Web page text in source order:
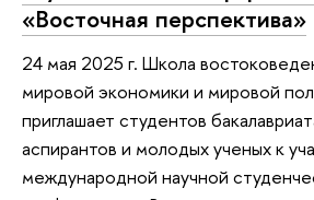
«Восточная перспектива»
24 мая 2025 г. Школа
мировой экономики и мировой
приглашает студентов
аспирантов и молодых ученых к
международной научной